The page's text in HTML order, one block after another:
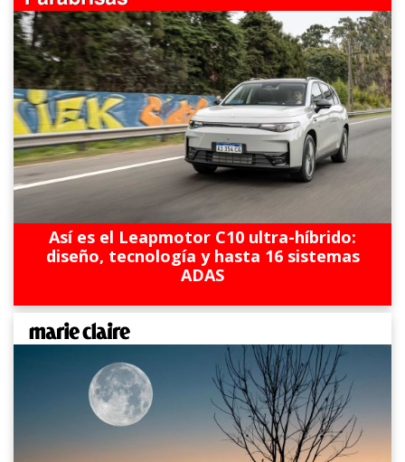
Así es el Leapmotor C10 ultra-híbrido:
diseño, tecnología y hasta 16 sistemas
ADAS